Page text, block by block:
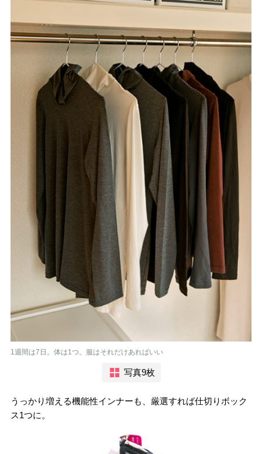
1週間は7日。体は1つ。服はそれだけあればいい
写真9枚
うっかり増える機能性インナーも、厳選すれば仕切りボック
ス1つに。